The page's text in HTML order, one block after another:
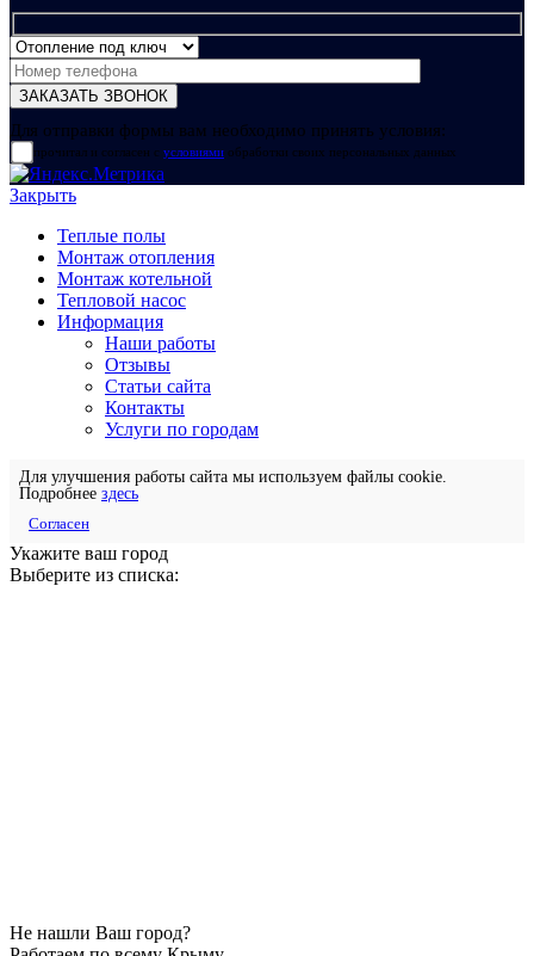
Для отправки формы вам необходимо принять условия:
прочитал и согласен с условиями обработки своих персональных данных
Закрыть
Теплые полы
Монтаж отопления
Монтаж котельной
Тепловой насос
Информация
Наши работы
Отзывы
Статьи сайта
Контакты
Услуги по городам
Для улучшения работы сайта мы используем файлы cookie.
Подробнее здесь
Согласен
Укажите ваш город
Выберите из списка:
Не нашли Ваш город?